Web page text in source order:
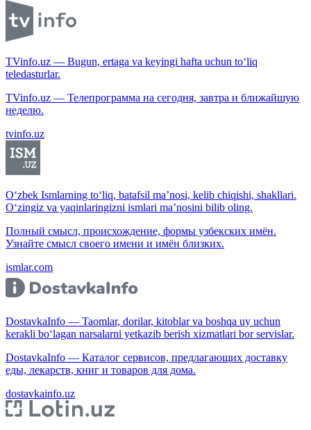
TVinfo.uz — Bugun, ertaga va keyingi hafta uchun to‘liq
teledasturlar.
TVinfo.uz — Телепрограмма на сегодня, завтра и ближайшую
неделю.
tvinfo.uz
O‘zbek Ismlarning to‘liq, batafsil ma’nosi, kelib chiqishi, shakllari.
O‘zingiz va yaqinlaringizni ismlari ma’nosini bilib oling.
Полный смысл, происхождение, формы узбекских имён.
Узнайте смысл своего имени и имён близких.
ismlar.com
DostavkaInfo — Taomlar, dorilar, kitoblar va boshqa uy uchun
kerakli bo‘lagan narsalarni yetkazib berish xizmatlari bor servislar.
DostavkaInfo — Каталог сервисов, предлагающих доставку
еды, лекарств, книг и товаров для дома.
dostavkainfo.uz